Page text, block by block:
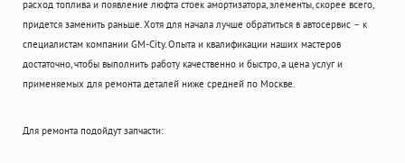
расход топлива и появление люфта стоек амортизатора, элементы, скорее всего,
придется заменить раньше. Хотя для начала лучше обратиться в автосервис – к
специалистам компании GM-City. Опыта и квалификации наших мастеров
достаточно, чтобы выполнить работу качественно и быстро, а цена услуг и
применяемых для ремонта деталей ниже средней по Москве.
Для ремонта подойдут запчасти: